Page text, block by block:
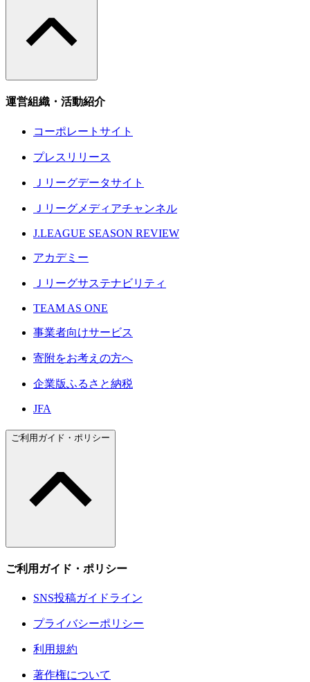
運営組織・活動紹介
コーポレートサイト
プレスリリース
Ｊリーグデータサイト
Ｊリーグメディアチャンネル
J.LEAGUE SEASON REVIEW
アカデミー
Ｊリーグサステナビリティ
TEAM AS ONE
事業者向けサービス
寄附をお考えの方へ
企業版ふるさと納税
JFA
ご利用ガイド・ポリシー
ご利用ガイド・ポリシー
SNS投稿ガイドライン
プライバシーポリシー
利用規約
著作権について